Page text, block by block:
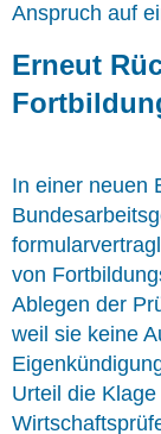
Anspruch auf
Erneut
In einer neuen
von
Ablegen der
weil sie keine
Urteil die